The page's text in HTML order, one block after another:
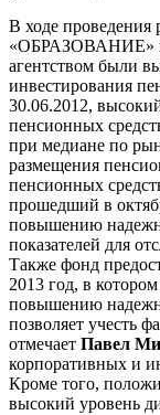
В ходе
«ОБРАЗОВАНИЕ» в
агентством были
инвестирования
30.06.2012,
пенсионных
при медиане по
размещения
пенсионных
прошедший в
повышению
показателей для
Также фонд
2013 год, в
повышению
позволяет учесть
отмечает Павел
корпоративных и
Кроме того,
высокий уровень